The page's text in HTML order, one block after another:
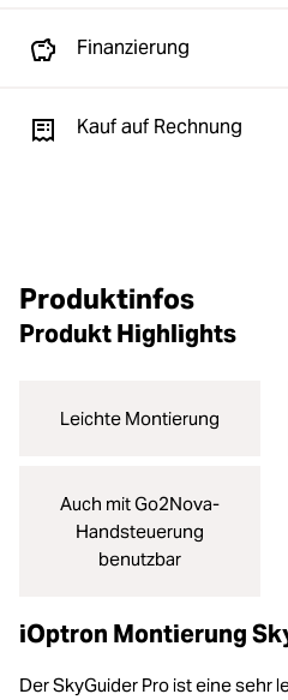
Finanzierung
Kauf auf Rechnung
Produktinfos
Produkt Highlights
Leichte Montierung
Auch mit Go2Nova-
Handsteuerung
benutzbar
iOptron Montierung
Der SkyGuider Pro ist eine sehr